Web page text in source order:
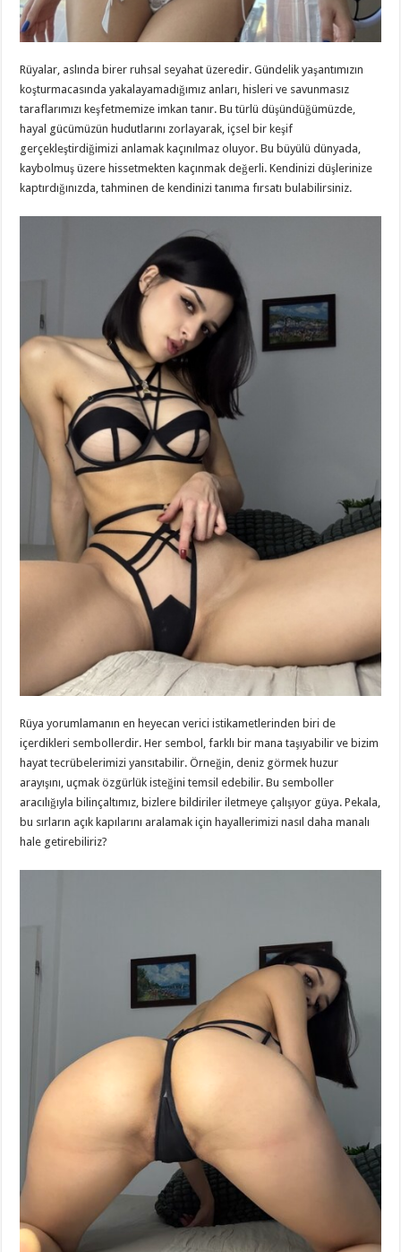
Rüyalar, aslında birer ruhsal seyahat üzeredir. Gündelik yaşantımızın
koşturmacasında yakalayamadığımız anları, hisleri ve savunmasız
taraflarımızı keşfetmemize imkan tanır. Bu türlü düşündüğümüzde,
hayal gücümüzün hudutlarını zorlayarak, içsel bir keşif
gerçekleştirdiğimizi anlamak kaçınılmaz oluyor. Bu büyülü dünyada,
kaybolmuş üzere hissetmekten kaçınmak değerli. Kendinizi düşlerinize
kaptırdığınızda, tahminen de kendinizi tanıma fırsatı bulabilirsiniz.
Rüya yorumlamanın en heyecan verici istikametlerinden biri de
içerdikleri sembollerdir. Her sembol, farklı bir mana taşıyabilir ve bizim
hayat tecrübelerimizi yansıtabilir. Örneğin, deniz görmek huzur
arayışını, uçmak özgürlük isteğini temsil edebilir. Bu semboller
aracılığıyla bilinçaltımız, bizlere bildiriler iletmeye çalışıyor güya. Pekala,
bu sırların açık kapılarını aralamak için hayallerimizi nasıl daha manalı
hale getirebiliriz?